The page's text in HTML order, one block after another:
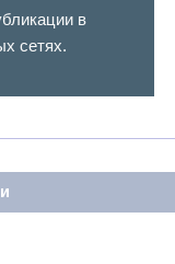
в
сетях.